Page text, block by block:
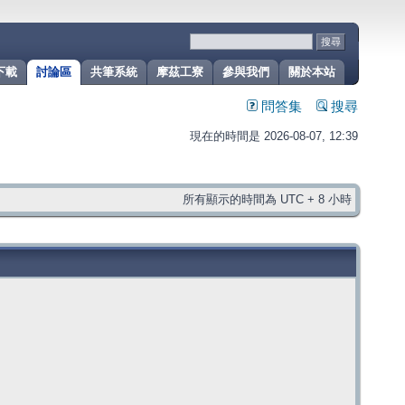
關於本站
參與我們
摩茲工寮
共筆系統
討論區
載
問答集 搜尋
現在的時間是 2026-08-07, 12:39
所有顯示的時間為 UTC + 8 小時